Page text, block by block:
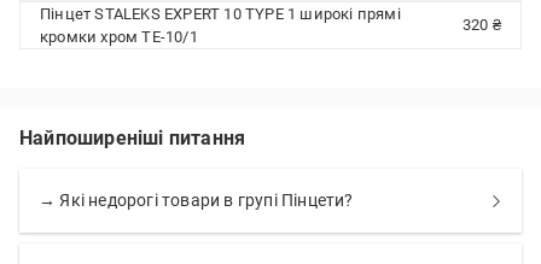
Пінцет STALEKS EXPERT 10 TYPE 1 широкі прямі
кромки хром TE-10/1
320 ₴
Найпоширеніші питання
→ Які недорогі товари в групі Пінцети?